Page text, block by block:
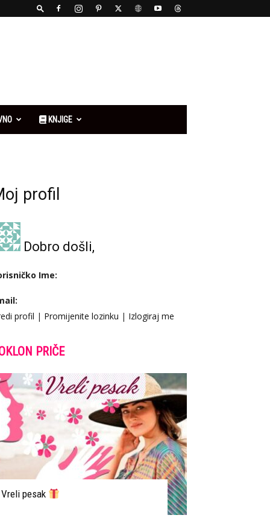
KNJIGE
profil
Dobro došli,
Ime:
profil | Promijenite lozinku | Izlogiraj me
PRIČE
Vreli pesak